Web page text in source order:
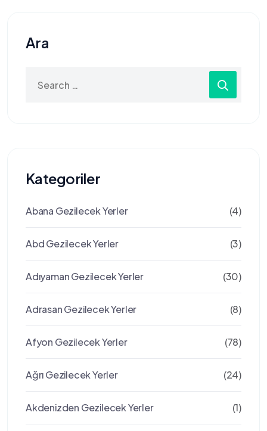
Ara
for:
Kategoriler
Abana Gezilecek Yerler (4)
Abd Gezilecek Yerler (3)
Adıyaman Gezilecek Yerler (30)
Adrasan Gezilecek Yerler (8)
Afyon Gezilecek Yerler (78)
Ağrı Gezilecek Yerler (24)
Akdenizden Gezilecek Yerler (1)